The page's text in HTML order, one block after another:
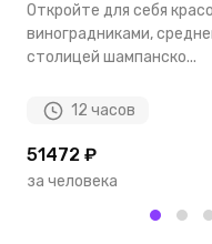
Откройте для себя
виноградниками,
столицей шампанско...
12 часов
51472 ₽
за человека